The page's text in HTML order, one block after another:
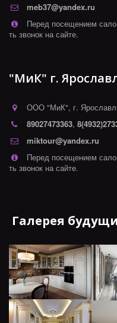
meb37@yandex.ru
Перед посещением
ть звонок на сайте.
"МиК" г.
ООО "МиК", г.
89027473363,
miktour@yandex.ru
Перед посещением
ть звонок на сайте.
Галерея